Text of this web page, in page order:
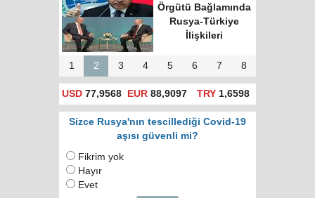
(gosuslugi)
üzerinden
yapılacak!
1 2 3 4 5 6 7 8
USD 77,9568 EUR 88,9097 TRY1,6598
Sizce Rusya'nın tescillediği Covid-19
aşısı güvenli mi?
Fikrim yok
Hayır
Evet